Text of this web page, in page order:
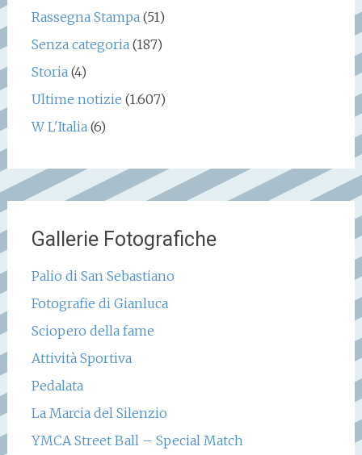
Rassegna Stampa(51)
Senza categoria(187)
Storia(4)
Ultime notizie (1.607)
W L'Italia(6)
Gallerie Fotografiche
Palio di San Sebastiano
Fotografie di Gianluca
Sciopero della fame
Attività Sportiva
Pedalata
La Marcia del Silenzio
YMCA Street Ball – Special Match